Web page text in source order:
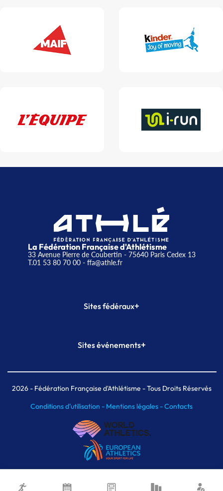
La Fédération Française d'Athlétisme
33 Avenue Pierre de Coubertin - 75640 Paris Cedex 13
T.01 53 80 70 00- ffa@athle.fr
Sites fédéraux+
Plateforme Formation
Sites événements+
Meeting de Paris indoor
MAIF Ekiden de Paris
2026- Fédération Française d'Athlétisme - Tous Droits Réservés
Conditions d'utilisation - Mentions légales -Contacts